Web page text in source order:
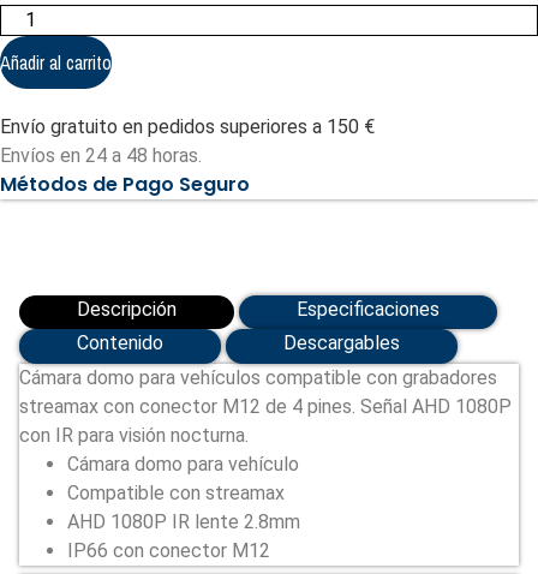
Cámara
domo
para
vehículo
con
streamax
(VW-
112-
1080P)
Añadir al carrito
Envío gratuito en pedidos superiores a 150 €
Envíos en 24 a 48 horas.
Métodos de Pago Seguro
Descripción
Especificaciones
Contenido
Descargables
Cámara domo para vehículos compatible con grabadores
streamax con conector M12 de 4 pines. Señal AHD 1080P
con IR para visión nocturna.
Cámara domo para vehículo
Compatible con streamax
AHD 1080P IR lente 2.8mm
IP66 con conector M12